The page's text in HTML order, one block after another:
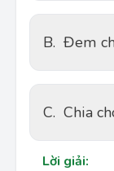
B. Đem
C. Chia
Lời giải: